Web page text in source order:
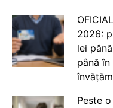
2026:
lei
până
Peste